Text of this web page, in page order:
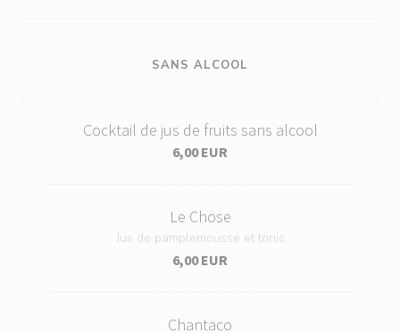
SANS ALCOOL
Cocktail de jus de fruits sans alcool
6,00 EUR
Le Chose
Jus de pamplemousse et tonic
6,00 EUR
Chantaco